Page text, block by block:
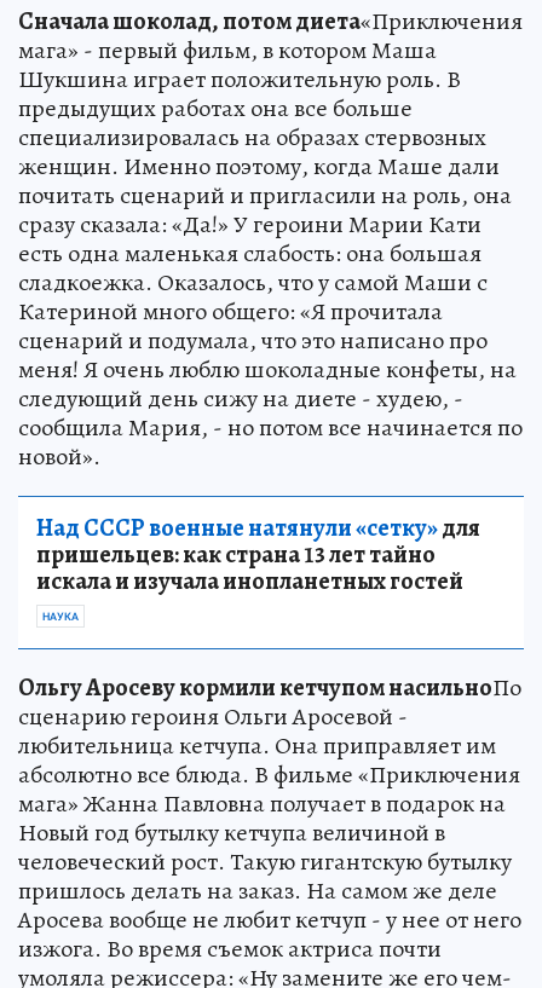
Сначала шоколад, потом диета«Приключения
мага» - первый фильм, в котором Маша
Шукшина играет положительную роль. В
предыдущих работах она все больше
специализировалась на образах стервозных
женщин. Именно поэтому, когда Маше дали
почитать сценарий и пригласили на роль, она
сразу сказала: «Да!» У героини Марии Кати
есть одна маленькая слабость: она большая
сладкоежка. Оказалось, что у самой Маши с
Катериной много общего: «Я прочитала
сценарий и подумала, что это написано про
меня! Я очень люблю шоколадные конфеты, на
следующий день сижу на диете - худею, -
сообщила Мария, - но потом все начинается по
новой».
Над СССР военные натянули «сетку»для
пришельцев: как страна 13 лет тайно
искала и изучала инопланетных гостей
НАУКА
Ольгу Аросеву кормили кетчупом насильноПо
сценарию героиня Ольги Аросевой -
любительница кетчупа. Она приправляет им
абсолютно все блюда. В фильме «Приключения
мага» Жанна Павловна получает в подарок на
Новый год бутылку кетчупа величиной в
человеческий рост. Такую гигантскую бутылку
пришлось делать на заказ. На самом же деле
Аросева вообще не любит кетчуп - у нее от него
изжога. Во время съемок актриса почти
умоляла режиссера: «Ну замените же его чем-